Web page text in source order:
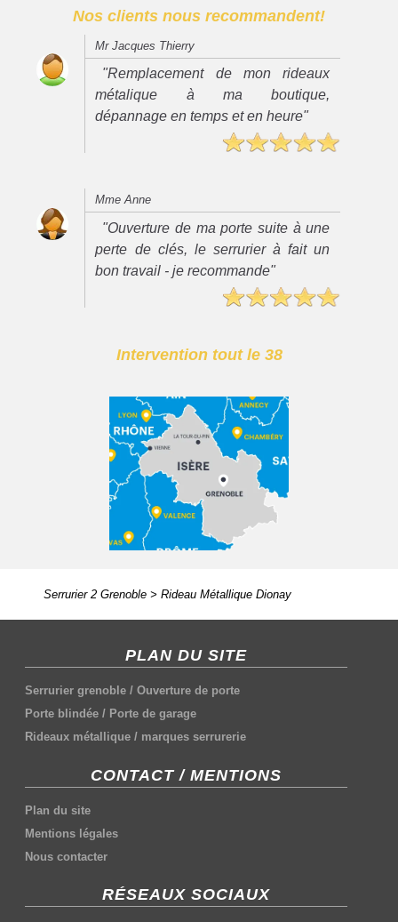
Nos clients nous recommandent!
Mr Jacques Thierry
"Remplacement de mon rideaux
métalique à ma boutique,
dépannage en temps et en heure"
Mme Anne
"Ouverture de ma porte suite à une
perte de clés, le serrurier à fait un
bon travail - je recommande"
Intervention tout le 38
Serrurier 2 Grenoble> Rideau Métallique Dionay
PLAN DU SITE
Serrurier grenoble /Ouverture de porte
Porte blindée / Porte de garage
Rideaux métallique / marques serrurerie
CONTACT / MENTIONS
Plan du site
Mentions légales
Nous contacter
RÉSEAUX SOCIAUX